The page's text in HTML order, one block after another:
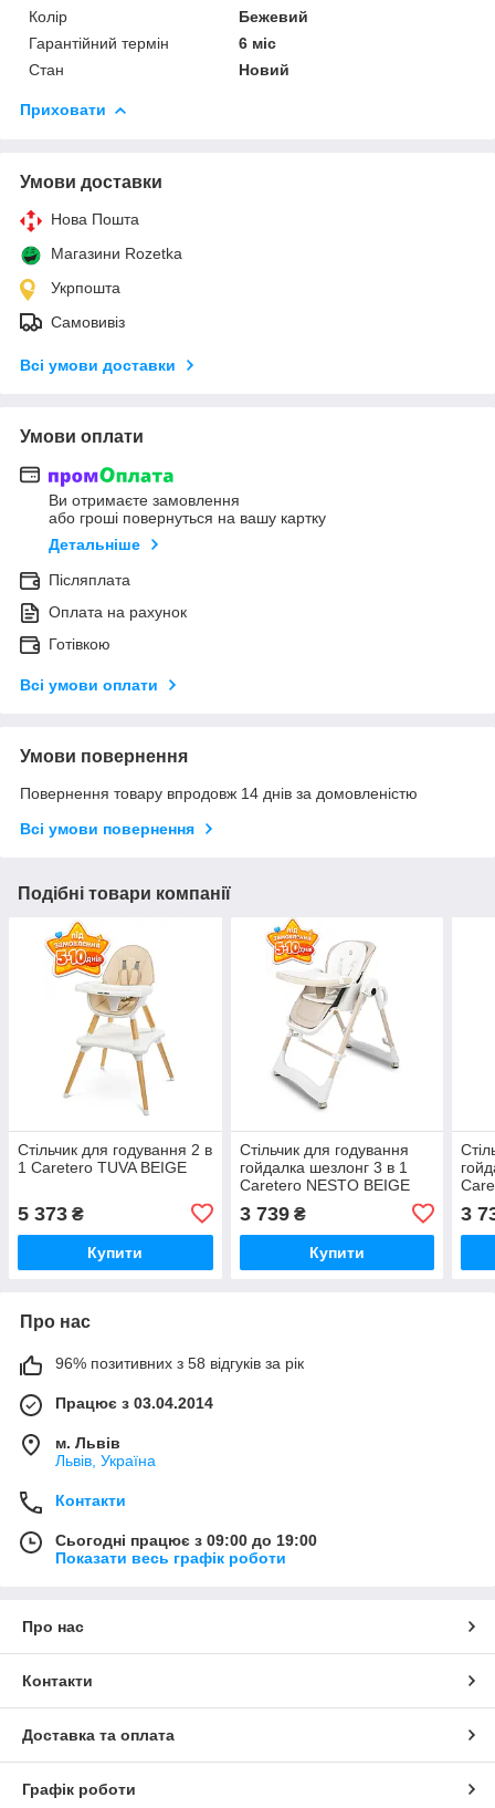
Колір
Бежевий
Гарантійний термін
6 міс
Стан
Новий
Приховати
Умови доставки
Нова Пошта
Магазини Rozetka
Укрпошта
Самовивіз
Всі умови доставки
Умови оплати
Ви отримаєте замовлення
або гроші повернуться на вашу картку
Детальніше
Післяплата
Оплата на рахунок
Готівкою
Всі умови оплати
Умови повернення
Повернення товару впродовж 14 днів за домовленістю
Всі умови повернення
Подібні товари компанії
Стільчик для годування 2 в
1 Caretero TUVA BEIGE
5 373 ₴
Купити
Стільчик для годування
гойдалка шезлонг 3 в 1
Caretero NESTO BEIGE
3 739₴
Купити
3
Про нас
96% позитивних з 58 відгуків за рік
Працює з 03.04.2014
м. Львів
Львів, Україна
Контакти
Сьогодні працює з 09:00 до 19:00
Показати весь графік роботи
Про нас
Контакти
Доставка та оплата
Графік роботи